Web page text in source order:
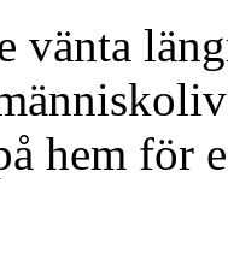
hem för